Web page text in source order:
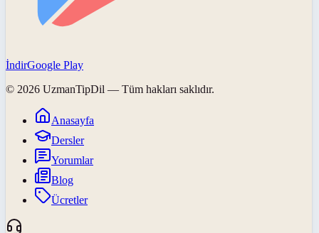
İndirGoogle Play
© 2026 UzmanTipDil — Tüm hakları saklıdır.
Anasayfa
Dersler
Yorumlar
Blog
Ücretler